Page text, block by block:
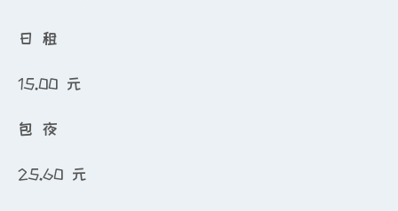
日 租
15.00 元
包 夜
25.60 元